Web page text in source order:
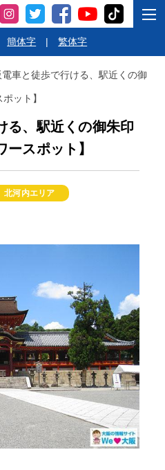
簡体字 | 繁体字
車と徒歩で行ける、駅近くの御
ット】
る、駅近くの御朱印
スポット】
北河内エリア